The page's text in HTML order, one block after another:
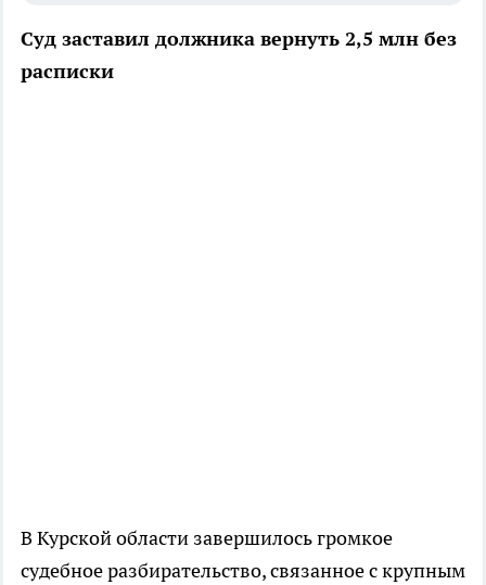
Суд заставил должника вернуть 2,5 млн без
расписки
В Курской области завершилось громкое
судебное разбирательство, связанное с крупным